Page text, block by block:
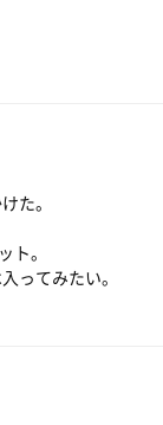
た。
。
ってみたい。